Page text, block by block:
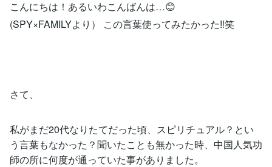
こんにちは！あるいわこんばんは…😊
(SPY×FAMILYより） この言葉使ってみたかった‼️笑
さて、
私がまだ20代なりたてだった頃、スピリチュアル？とい
う言葉もなかった？聞いたことも無かった時、中国人気功
師の所に何度が通っていた事がありました。